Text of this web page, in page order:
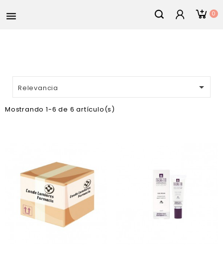
 0
Relevancia 
Mostrando 1-6 de 6 artículo(s)